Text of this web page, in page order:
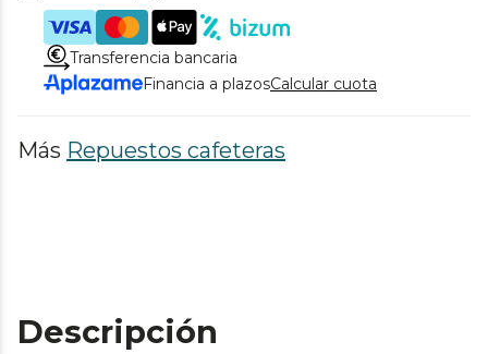
Transferencia bancaria
Financia a plazosCalcular cuota
Más Repuestos cafeteras
Descripción